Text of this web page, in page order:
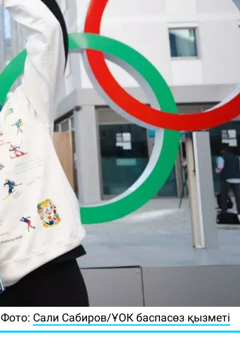
Фото: Сали Сабиров/ҰОК баспасөз қызметі